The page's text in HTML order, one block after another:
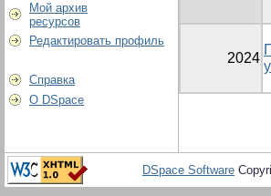
Мой архив
ресурсов
Редактировать профиль
Справка
О DSpace
2024
DSpace Software